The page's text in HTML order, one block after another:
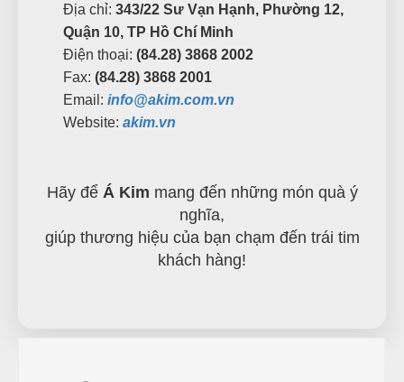
Địa chỉ: 343/22 Sư Vạn Hạnh, Phường 12,
Quận 10, TP Hồ Chí Minh
Điện thoại: (84.28) 3868 2002
Fax: (84.28) 3868 2001
Email: info@akim.com.vn
Website: akim.vn
Hãy để Á Kim mang đến những món quà ý
nghĩa,
giúp thương hiệu của bạn chạm đến trái tim
khách hàng!